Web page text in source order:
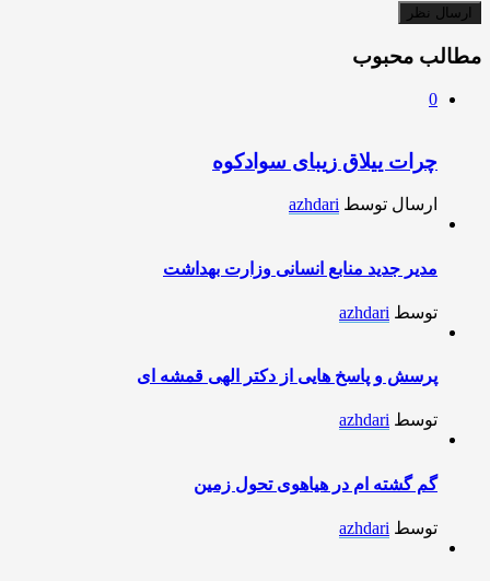
مطالب محبوب
0
چرات ییلاق زیبای سوادکوه
ارسال توسط azhdari
مدیر جدید منابع انسانی وزارت بهداشت
توسط azhdari
پرسش و پاسخ هایی از دکتر الهی قمشه ای
توسط azhdari
گم گشته ام در هیاهوی تحول زمین
توسط azhdari